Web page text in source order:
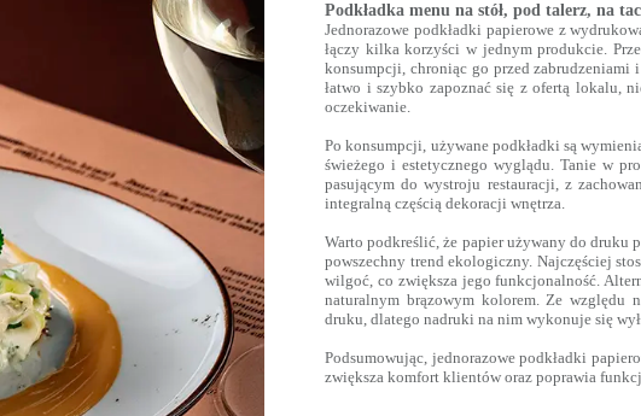
Podkładka menu na stół, pod talerz, na
Jednorazowe podkładki papierowe z
łączy kilka korzyści w jednym produkcie.
konsumpcji, chroniąc go przed zabrudzeniami
łatwo i szybko zapoznać się z ofertą lokalu,
oczekiwanie.
Po konsumpcji, używane podkładki są
świeżego i estetycznego wyglądu. Tanie w
pasującym do wystroju restauracji, z
integralną częścią dekoracji wnętrza.
Warto podkreślić, że papier używany do druku
powszechny trend ekologiczny. Najczęściej
wilgoć, co zwiększa jego funkcjonalność.
naturalnym brązowym kolorem. Ze względu
druku, dlatego nadruki na nim wykonuje się
Podsumowując, jednorazowe podkładki
zwiększa komfort klientów oraz poprawia